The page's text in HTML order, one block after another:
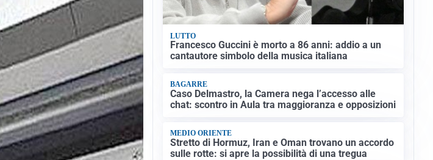
LUTTO
Francesco Guccini è morto a 86 anni: addio a un
cantautore simbolo della musica italiana
BAGARRE
Caso Delmastro, la Camera nega l’accesso alle
chat: scontro in Aula tra maggioranza e opposizioni
MEDIO ORIENTE
Stretto di Hormuz, Iran e Oman trovano un accordo
sulle rotte: si apre la possibilità di una tregua